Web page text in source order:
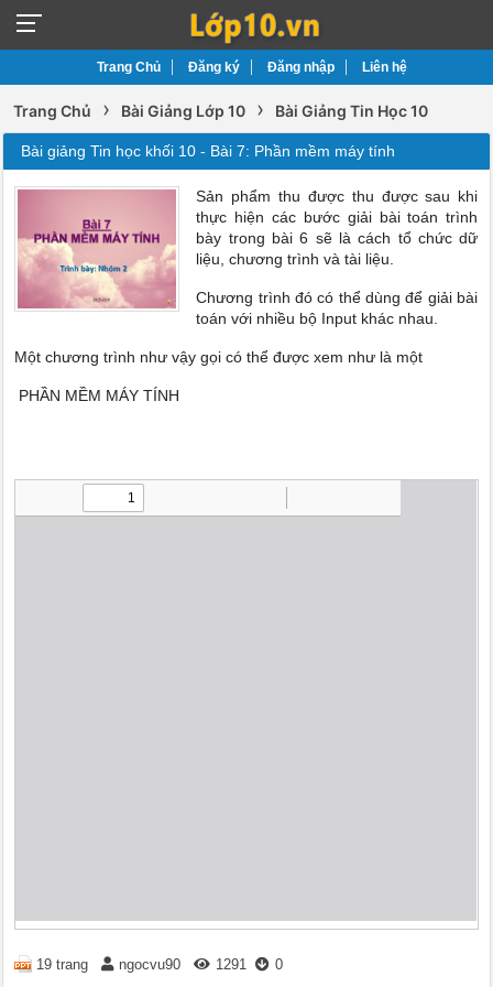
Trang Chủ Đăng ký Đăng nhập Liên hệ
Trang Chủ › Bài Giảng Lớp 10 › Bài Giảng Tin Học 10
Bài giảng Tin học khối 10 - Bài 7: Phần mềm máy tính
Sản phẩm thu được thu được sau khi
thực hiện các bước giải bài toán trình
bày trong bài 6 sẽ là cách tổ chức dữ
liệu, chương trình và tài liệu.
Chương trình đó có thể dùng để giải bài
toán với nhiều bộ Input khác nhau.
Một chương trình như vậy gọi có thể được xem như là một
PHẦN MỀM MÁY TÍNH
19 trang ngocvu90 1291 0